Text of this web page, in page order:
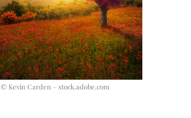
© Kevin Carden – stock.adobe.com